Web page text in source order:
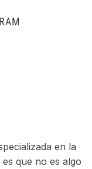
en la
que no es algo